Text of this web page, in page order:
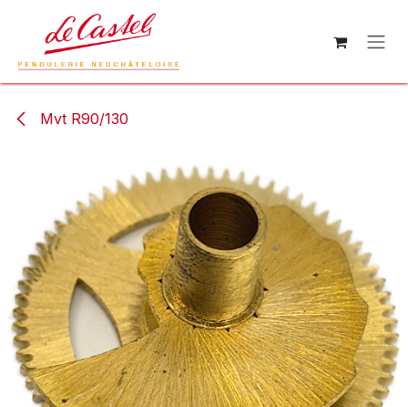
Se rendre au contenu
Mvt R90/130